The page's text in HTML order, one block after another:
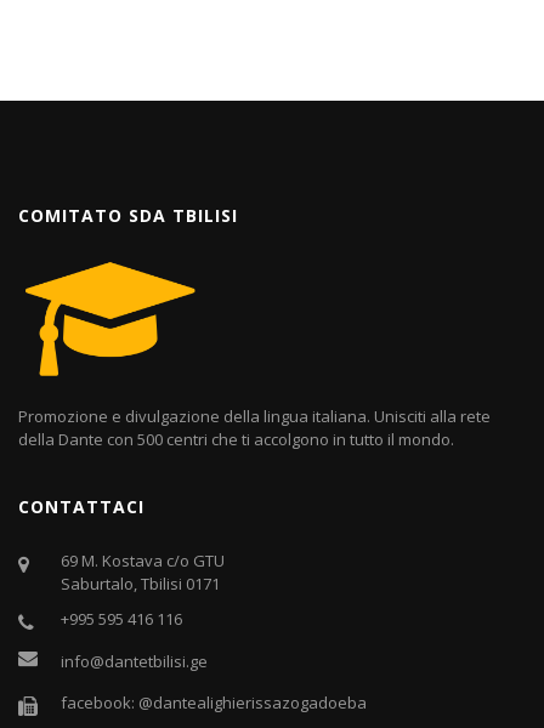
COMITATO SDA TBILISI
Promozione e divulgazione della lingua italiana. Unisciti alla rete
della Dante con 500 centri che ti accolgono in tutto il mondo.
CONTATTACI
69 M. Kostava c/o GTU
Saburtalo, Tbilisi 0171
+995 595 416 116
info@dantetbilisi.ge
facebook: @dantealighierissazogadoeba